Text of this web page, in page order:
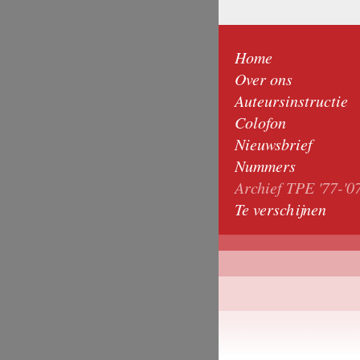
Home
Over ons
Auteursinstructie
Colofon
Nieuwsbrief
Nummers
Archief TPE '77-
Te verschijnen